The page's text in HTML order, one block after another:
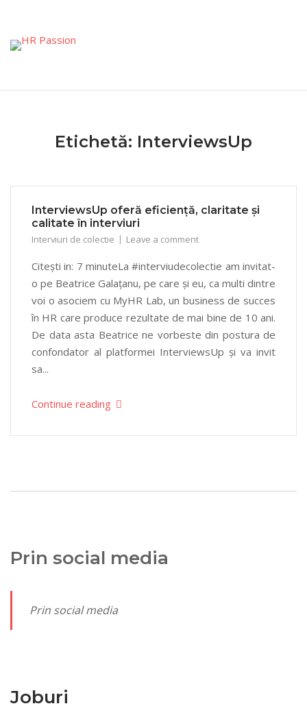
content
Etichetă: InterviewsUp
InterviewsUp oferă eficiență, claritate și
calitate în interviuri
Interviuri de colectie Leave a comment
Citești in: 7 minuteLa #interviudecolectie am invitat-
o pe Beatrice Galațanu, pe care și eu, ca multi dintre
voi o asociem cu MyHR Lab, un business de succes
în HR care produce rezultate de mai bine de 10 ani.
De data asta Beatrice ne vorbeste din postura de
confondator al platformei InterviewsUp și va invit
sa...
Continue reading
Prin social media
Prin social media
Joburi